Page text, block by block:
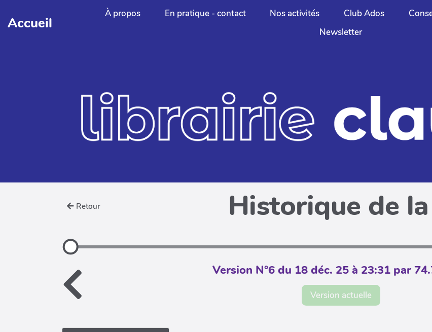
Aller au contenu principal
Accueil
À propos En pratique - contact Nos activités Club Ados
Newsletter
Retour Historique de
Version N°6 du 18 déc. 25 à 23:31 par
Version actuelle